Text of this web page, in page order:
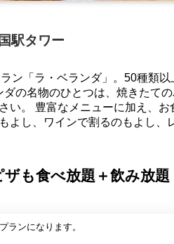
駅タワー
ン「ラ・ベランダ」。50種類以
の名物のひとつは、焼きたて
い。 豊富なメニューに加え、お
よし、ワインで割るのもよし、
食べ放題＋飲み放題
ランになります。